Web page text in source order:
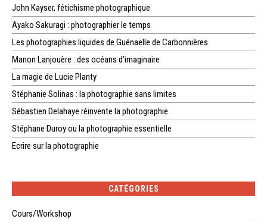
John Kayser, fétichisme photographique
Ayako Sakuragi : photographier le temps
Les photographies liquides de Guénaëlle de Carbonnières
Manon Lanjouère : des océans d’imaginaire
La magie de Lucie Planty
Stéphanie Solinas : la photographie sans limites
Sébastien Delahaye réinvente la photographie
Stéphane Duroy ou la photographie essentielle
Ecrire sur la photographie
CATÉGORIES
Cours/Workshop